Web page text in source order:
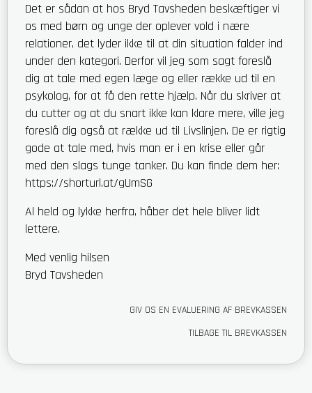
Det er sådan at hos Bryd Tavsheden beskæftiger vi
os med børn og unge der oplever vold i nære
relationer, det lyder ikke til at din situation falder ind
under den kategori. Derfor vil jeg som sagt foreslå
dig at tale med egen læge og eller række ud til en
psykolog, for at få den rette hjælp. Når du skriver at
du cutter og at du snart ikke kan klare mere, ville jeg
foreslå dig også at række ud til Livslinjen. De er rigtig
gode at tale med, hvis man er i en krise eller går
med den slags tunge tanker. Du kan finde dem her:
https://shorturl.at/gUmSG
Al held og lykke herfra, håber det hele bliver lidt
lettere.
Med venlig hilsen
Bryd Tavsheden
GIV OS EN EVALUERING AF BREVKASSEN
TILBAGE TIL BREVKASSEN